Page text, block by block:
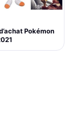
Pokémon